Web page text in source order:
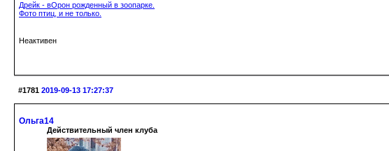
Дрейк - вОрон рожденный в зоопарке.
Фото птиц, и не только.
Неактивен
#1781 2019-09-13 17:27:37
Ольга14
Действительный член клуба